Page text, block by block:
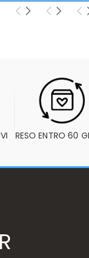
RESO ENTRO 60